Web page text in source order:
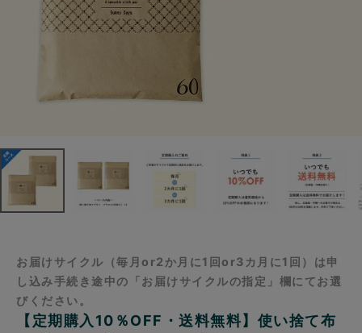
お届けサイクル（毎月or2か月に1回or3カ月に1回）は申
し込み手続き途中の「お届けサイクルの指定」欄にてお選
びください。
【定期購入10％OFF・送料無料】使い捨て布